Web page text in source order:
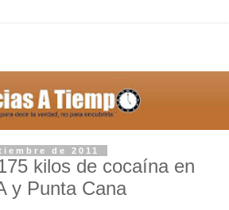
de 2011
kilos de cocaína en
y Punta Cana